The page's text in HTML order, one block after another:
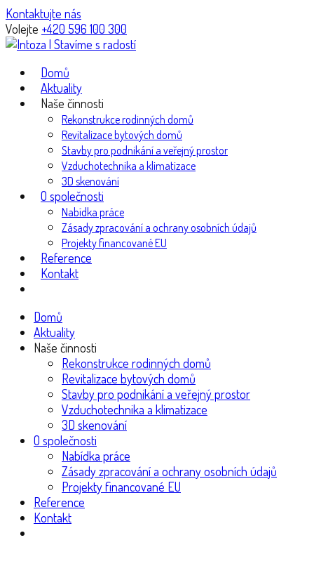
Kontaktujte nás
Volejte +420 596 100 300
Domů
Aktuality
Naše činnosti
Rekonstrukce rodinných domů
Revitalizace bytových domů
Stavby pro podnikání a veřejný prostor
Vzduchotechnika a klimatizace
3D skenování
O společnosti
Nabídka práce
Zásady zpracování a ochrany osobních údajů
Projekty financované EU
Reference
Kontakt
Domů
Aktuality
Naše činnosti
Rekonstrukce rodinných domů
Revitalizace bytových domů
Stavby pro podnikání a veřejný prostor
Vzduchotechnika a klimatizace
3D skenování
O společnosti
Nabídka práce
Zásady zpracování a ochrany osobních údajů
Projekty financované EU
Reference
Kontakt